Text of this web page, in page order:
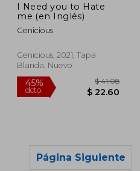
dcto.
I Need you to Hate
me (en Inglés)
Genicious
Genicious, 2021, Tapa
Blanda, Nuevo
Página Siguiente